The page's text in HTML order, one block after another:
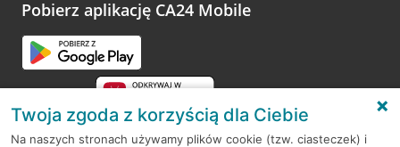
opinie.
Pobierz aplikację CA24 Mobile
Twoja zgoda z korzyścią dla Ciebie
Na naszych stronach używamy plików cookie (tzw. ciasteczek) i